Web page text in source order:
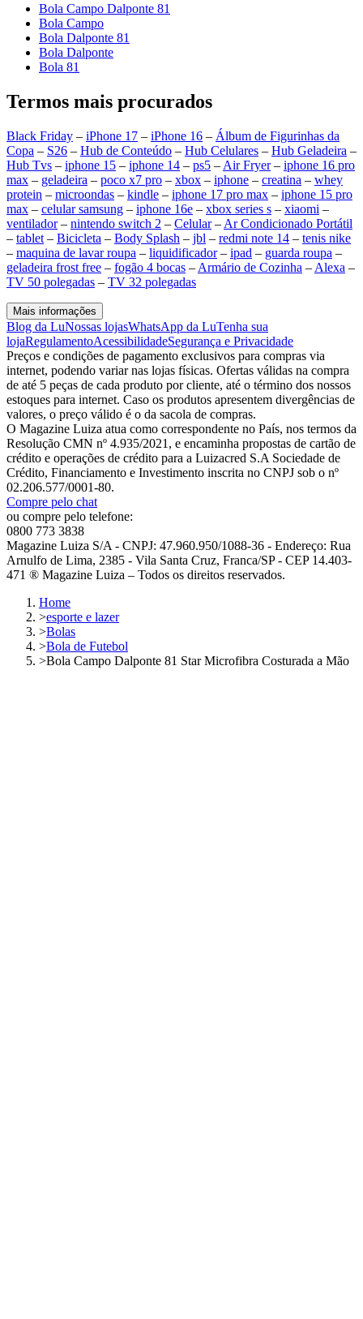
Bola Campo Dalponte 81
Bola Campo
Bola Dalponte 81
Bola Dalponte
Bola 81
Termos mais procurados
Black Friday – iPhone 17 – iPhone 16 – Álbum de Figurinhas da
Copa – S26 – Hub de Conteúdo – Hub Celulares – Hub Geladeira –
Hub Tvs – iphone 15 – iphone 14 – ps5 – Air Fryer– iphone 16 pro
max – geladeira – poco x7 pro – xbox – iphone – creatina – whey
protein – microondas – kindle – iphone 17 pro max – iphone 15 pro
max – celular samsung – iphone 16e – xbox series s – xiaomi –
ventilador– nintendo switch 2 – Celular– Ar Condicionado Portátil
– tablet – Bicicleta – Body Splash – jbl – redmi note 14 – tenis nike
– maquina de lavar roupa – liquidificador– ipad – guarda roupa –
geladeira frost free – fogão 4 bocas – Armário de Cozinha – Alexa –
TV 50 polegadas – TV 32 polegadas
Mais informações
Blog da LuNossas lojasWhatsApp da LuTenha sua
lojaRegulamentoAcessibilidadeSegurança e Privacidade
Preços e condições de pagamento exclusivos para compras via
internet, podendo variar nas lojas físicas. Ofertas válidas na compra
de até 5 peças de cada produto por cliente, até o término dos nossos
estoques para internet. Caso os produtos apresentem divergências de
valores, o preço válido é o da sacola de compras.
O Magazine Luiza atua como correspondente no País, nos termos da
Resolução CMN nº 4.935/2021, e encaminha propostas de cartão de
crédito e operações de crédito para a Luizacred S.A Sociedade de
Crédito, Financiamento e Investimento inscrita no CNPJ sob o nº
02.206.577/0001-80.
Compre pelo chat
ou compre pelo telefone:
0800 773 3838
Magazine Luiza S/A - CNPJ: 47.960.950/1088-36 - Endereço: Rua
Arnulfo de Lima, 2385 - Vila Santa Cruz, Franca/SP - CEP 14.403-
471 ® Magazine Luiza – Todos os direitos reservados.
Home
>esporte e lazer
>Bolas
>Bola de Futebol
>Bola Campo Dalponte 81 Star Microfibra Costurada a Mão